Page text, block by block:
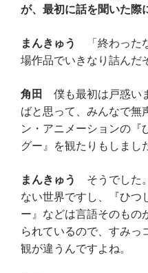
が、最初に話を聞いた際
まんきゅう
「終わった
場作品でいきなり詰んだ
角田 僕も最初は戸惑い
ばと思って、みんなで無
ン・アニメーションの『
グー』を観たりもしまし
まんきゅう
そうでした
ない世界ですし、『ひつ
ー』などは言語そのもの
られているので、すみっ
観が違うんですよね。